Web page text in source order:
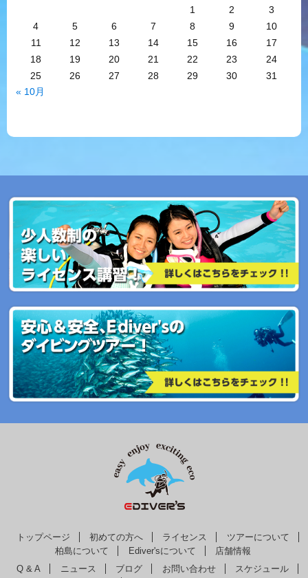
1
2
3
4
5 6 7 8 9
10
11
12 13 14 15 16
17
18
19 20 21 22 23
24
25
26 27 28 29 30
31
« 10月
トップページ 初めての方へ ライセンス
ツアーについて
柏島について
Ediver'sについて
店舗情報
Q & A
ニュース ブログ お問い合わせ
スケジュール